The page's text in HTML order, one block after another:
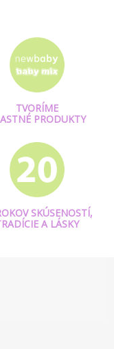
TVORÍME
PRODUKTY
SKÚSENOSTÍ,
A LÁSKY